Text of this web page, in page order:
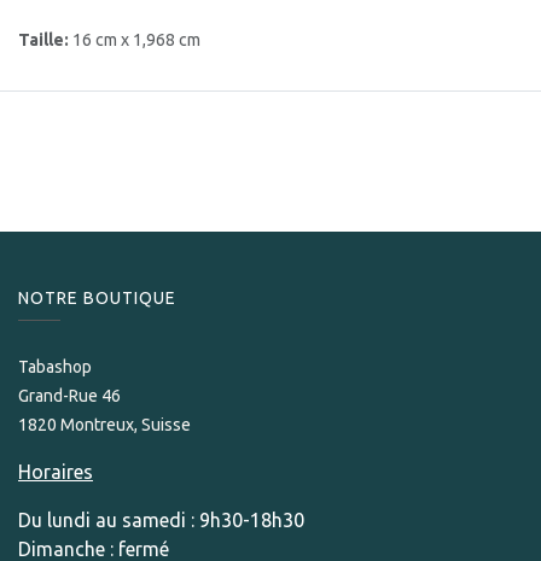
Taille: 16 cm x 1,968 cm
NOTRE BOUTIQUE
Tabashop
Grand-Rue 46
1820 Montreux, Suisse
Horaires
Du lundi au samedi : 9h30-18h30
Dimanche : fermé